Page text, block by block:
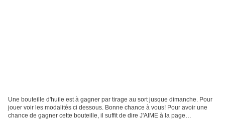
Une bouteille d'huile est à gagner par tirage au sort jusque dimanche. Pour
jouer voir les modalités ci dessous. Bonne chance à vous! Pour avoir une
chance de gagner cette bouteille, il suffit de dire J'AIME à la page